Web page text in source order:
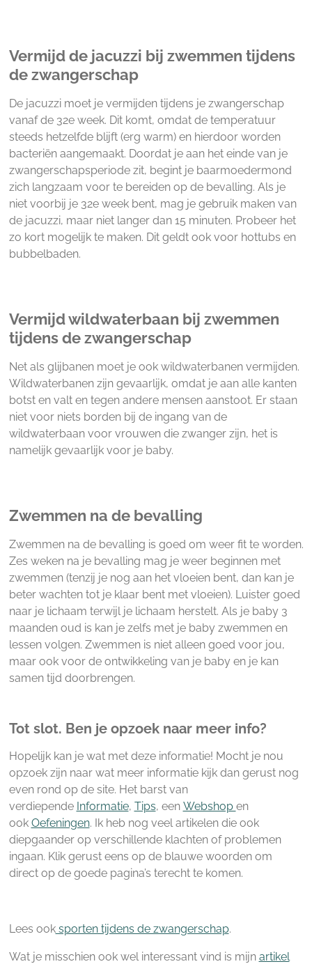
Vermijd de jacuzzi bij zwemmen tijdens
de zwangerschap
De jacuzzi moet je vermijden tijdens je zwangerschap
vanaf de 32e week. Dit komt, omdat de temperatuur
steeds hetzelfde blijft (erg warm) en hierdoor worden
bacteriën aangemaakt. Doordat je aan het einde van je
zwangerschapsperiode zit, begint je baarmoedermond
zich langzaam voor te bereiden op de bevalling. Als je
niet voorbij je 32e week bent, mag je gebruik maken van
de jacuzzi, maar niet langer dan 15 minuten. Probeer het
zo kort mogelijk te maken. Dit geldt ook voor hottubs en
bubbelbaden.
Vermijd wildwaterbaan bij zwemmen
tijdens de zwangerschap
Net als glijbanen moet je ook wildwaterbanen vermijden.
Wildwaterbanen zijn gevaarlijk, omdat je aan alle kanten
botst en valt en tegen andere mensen aanstoot. Er staan
niet voor niets borden bij de ingang van de
wildwaterbaan voor vrouwen die zwanger zijn, het is
namelijk gevaarlijk voor je baby.
Zwemmen na de bevalling
Zwemmen na de bevalling is goed om weer fit te worden.
Zes weken na je bevalling mag je weer beginnen met
zwemmen (tenzij je nog aan het vloeien bent, dan kan je
beter wachten tot je klaar bent met vloeien). Luister goed
naar je lichaam terwijl je lichaam herstelt. Als je baby 3
maanden oud is kan je zelfs met je baby zwemmen en
lessen volgen. Zwemmen is niet alleen goed voor jou,
maar ook voor de ontwikkeling van je baby en je kan
samen tijd doorbrengen.
Tot slot. Ben je opzoek naar meer info?
Hopelijk kan je wat met deze informatie! Mocht je nou
opzoek zijn naar wat meer informatie kijk dan gerust nog
even rond op de site. Het barst van
verdiepende Informatie, Tips, een Webshop en
ook Oefeningen. Ik heb nog veel artikelen die ook
diepgaander op verschillende klachten of problemen
ingaan. Klik gerust eens op de blauwe woorden om
direct op de goede pagina’s terecht te komen.
Lees ooksporten tijdens de zwangerschap.
Wat je misschien ook wel interessant vind is mijn artikel